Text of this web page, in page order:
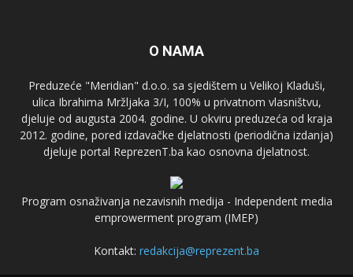
O NAMA
Preduzeće "Meridian" d.o.o. sa sjedištem u Velikoj Kladuši,
ulica Ibrahima Mržljaka 3/I, 100% u privatnom vlasništvu,
djeluje od augusta 2004. godine. U okviru preduzeća od kraja
2012. godine, pored izdavačke djelatnosti (periodična izdanja)
djeluje portal ReprezenT.ba kao osnovna djelatnost.
Program osnaživanja nezavisnih medija - Independent media
emprowerment program (IMEP)
Kontakt: redakcija@reprezent.ba